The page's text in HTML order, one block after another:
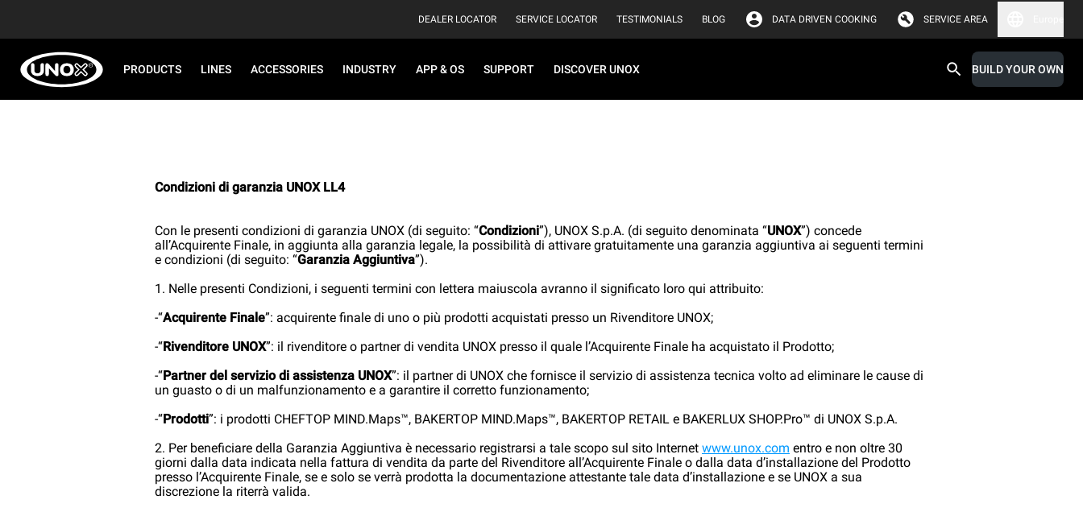
DEALER LOCATOR SERVICE LOCATOR TESTIMONIALS BLOG DATA DRIVEN COOKING SERVICE AREA
PRODUCTS LINES ACCESSORIES INDUSTRY APP & OS SUPPORT DISCOVER UNOX BUILD YOUR OWN
Condizioni di garanzia UNOX LL4
Con le presenti condizioni di garanzia UNOX (di seguito: “Condizioni”), UNOX S.p.A. (di seguito denominata “UNOX”) concede
all’Acquirente Finale, in aggiunta alla garanzia legale, la possibilità di attivare gratuitamente una garanzia aggiuntiva ai seguenti termini
e condizioni (di seguito: “Garanzia Aggiuntiva”).
1. Nelle presenti Condizioni, i seguenti termini con lettera maiuscola avranno il significato loro qui attribuito:
-“Acquirente Finale”: acquirente finale di uno o più prodotti acquistati presso un Rivenditore UNOX;
-“Rivenditore UNOX”: il rivenditore o partner di vendita UNOX presso il quale l’Acquirente Finale ha acquistato il Prodotto;
-“Partner del servizio di assistenza UNOX”: il partner di UNOX che fornisce il servizio di assistenza tecnica volto ad eliminare le cause di
un guasto o di un malfunzionamento e a garantire il corretto funzionamento;
-“Prodotti”: i prodotti CHEFTOP MIND.Maps™, BAKERTOP MIND.Maps™, BAKERTOP RETAIL e BAKERLUX SHOP.Pro™ di UNOX S.p.A.
2. Per beneficiare della Garanzia Aggiuntiva è necessario registrarsi a tale scopo sul sito Internet www.unox.com entro e non oltre 30
giorni dalla data indicata nella fattura di vendita da parte del Rivenditore all’Acquirente Finale o dalla data d’installazione del Prodotto
presso l’Acquirente Finale, se e solo se verrà prodotta la documentazione attestante tale data d’installazione e se UNOX a sua
discrezione la riterrà valida.